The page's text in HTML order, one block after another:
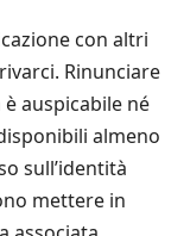
con altri
Rinunciare
auspicabile né
almeno
sull’identità
mettere in